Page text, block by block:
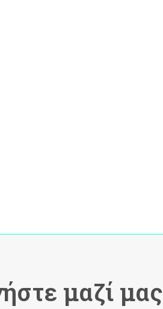
μαζί μας